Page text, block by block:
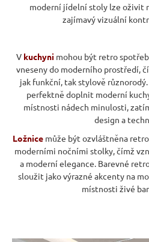
moderní jídelní stoly lze oživit
zajímavý vizuální
V kuchyni mohou být retro
vneseny do moderního prostředí,
jak funkční, tak stylově
perfektně doplnit moderní
místnosti nádech minulosti,
design a
Ložnice může být ozvláštněna
moderními nočními stolky, čímž
a moderní elegance. Barevné
sloužit jako výrazné akcenty na
místnosti živé